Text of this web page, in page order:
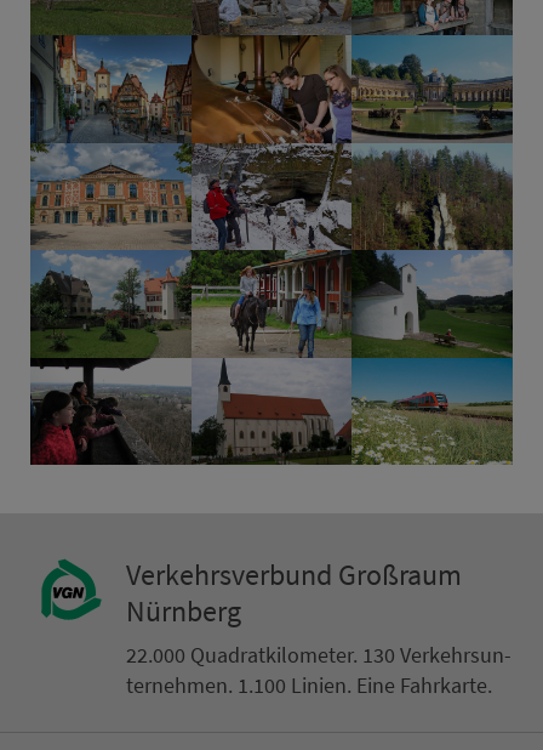
Ver­kehrs­ver­bund Groß­raum
Nürn­berg
22.000 Qua­drat­ki­lo­me­ter. 130 Ver­kehrs­un­
ter­neh­men. 1.100 Linien. Eine Fahr­kar­te.